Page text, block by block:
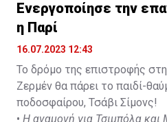
Ενεργοποίησε την
η Παρί
16.07.2023 12:43
Το δρόμο της επιστροφής
Ζερμέν θα πάρει το παιδί-
ποδοσφαίρου, Τσάβι Σίμονς!
• Η αναμονή για Τσιμπόλα και